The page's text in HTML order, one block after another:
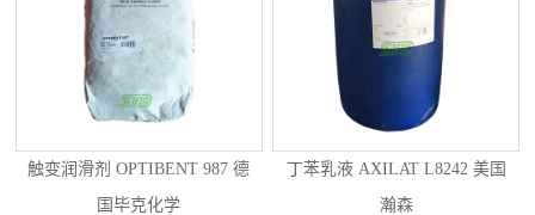
触变润滑剂 OPTIBENT 987 德
国毕克化学
丁苯乳液 AXILAT L8242 美国
瀚森